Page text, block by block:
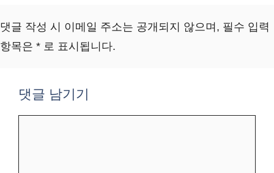
댓글 작성 시 이메일 주소는 공개되지 않으며, 필수 입력
항목은 * 로 표시됩니다.
댓글 남기기